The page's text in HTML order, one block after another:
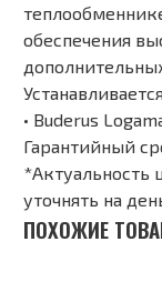
обеспечения
• Buderus
Гарантийный
*Актуальность
уточнять на
ПОХОЖИЕ